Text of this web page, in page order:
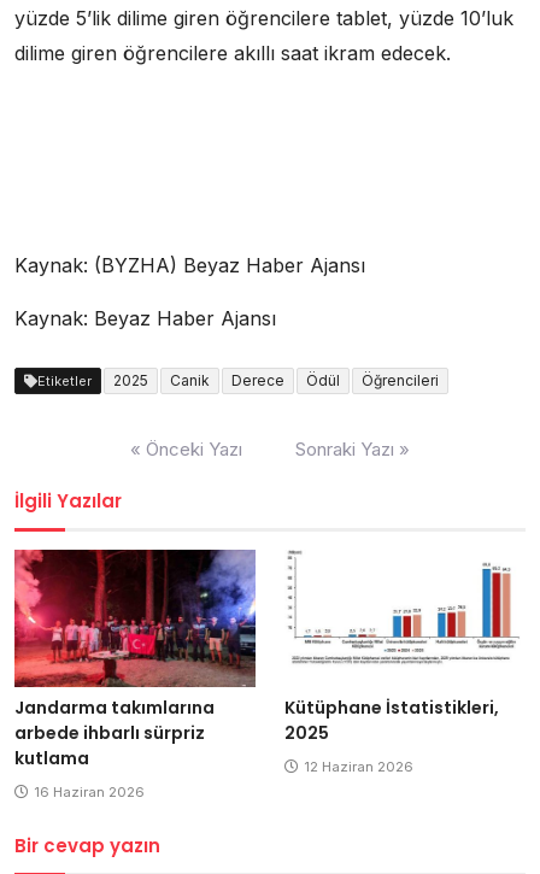
yüzde 5’lik dilime giren öğrencilere tablet, yüzde 10’luk
dilime giren öğrencilere akıllı saat ikram edecek.
Kaynak: (BYZHA) Beyaz Haber Ajansı
Kaynak: Beyaz Haber Ajansı
Etiketler 2025 Canik Derece Ödül Öğrencileri
« Önceki Yazı Sonraki Yazı »
İlgili Yazılar
Jandarma takımlarına
arbede ihbarlı sürpriz
kutlama
16 Haziran 2026
Kütüphane İstatistikleri,
2025
12 Haziran 2026
Bir cevap yazın